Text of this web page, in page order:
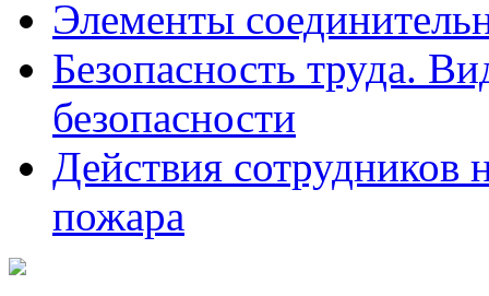
Элементы
Безопасность труда.
безопасности
Действия сотрудников
пожара